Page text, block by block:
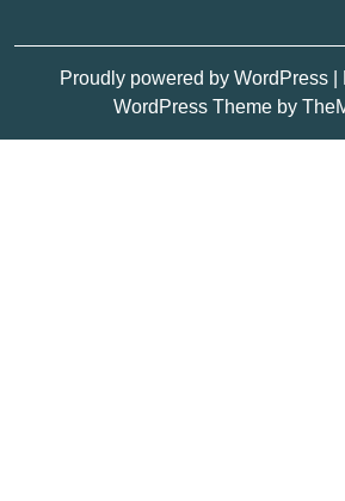
Proudly powered by WordPress
WordPress Theme by